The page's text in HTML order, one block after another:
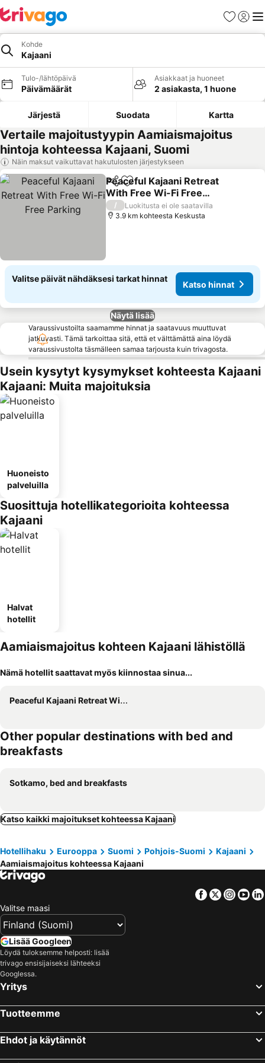
Suosikit
Kohde
Kajaani
Tulo-/lähtöpäivä
Päivämäärät
Asiakkaat ja huoneet
2 asiakasta, 1 huone
Järjestä Suodata Kartta
Vertaile majoitustyypin Aamiaismajoitus
hintoja kohteessa Kajaani, Suomi
Näin maksut vaikuttavat hakutulosten järjestykseen
Jaa Lisää suosikkeihin
Peaceful Kajaani Retreat
With Free Wi-Fi Free
Parking
Katso hinnat
/
Luokitusta ei ole saatavilla
3.9 km kohteesta Keskusta
Valitse päivät nähdäksesi tarkat hinnat
Katso hinnat
Näytä lisää
Varaussivustoilta saamamme hinnat ja saatavuus muuttuvat
jatkuvasti. Tämä tarkoittaa sitä, että et välttämättä aina löydä
varaussivustolta täsmälleen samaa tarjousta kuin trivagosta.
Usein kysytyt kysymykset kohteesta Kajaani
Kajaani: Muita majoituksia
Huoneisto
palveluilla
Suosittuja hotellikategorioita kohteessa
Kajaani
Halvat
hotellit
Aamiaismajoitus kohteen Kajaani lähistöllä
Nämä hotellit saattavat myös kiinnostaa sinua...
Peaceful Kajaani Retreat With Free Wi-Fi Free Parking
Other popular destinations with bed and
breakfasts
Sotkamo, bed and breakfasts
Katso kaikki majoitukset kohteessa Kajaani
Hotellihaku Eurooppa Suomi Pohjois-Suomi
Kajaani
Aamiaismajoitus kohteessa Kajaani
Facebook
Twitter
Valitse maasi
Lisää Googleen
Löydä tuloksemme helposti: lisää
trivago ensisijaiseksi lähteeksi
Googlessa.
Yritys
Tuotteemme
Ehdot ja käytännöt